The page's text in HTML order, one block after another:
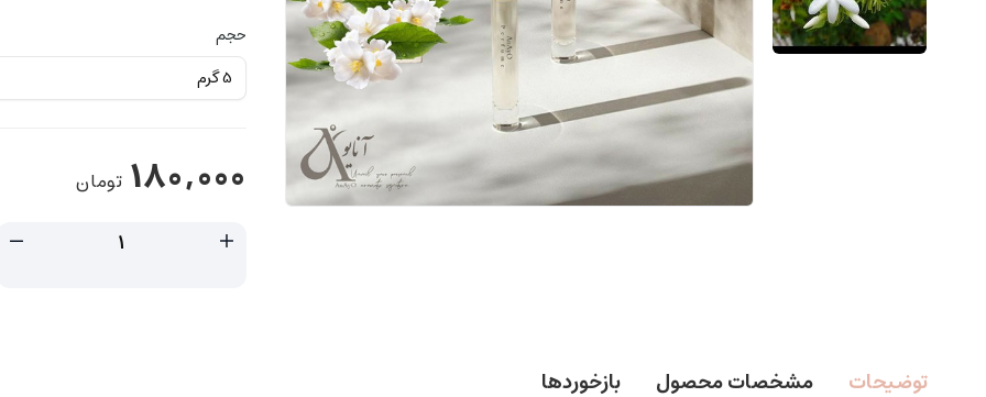
حجم
180,000 تومان
توضیحات مشخصات محصول بازخوردها